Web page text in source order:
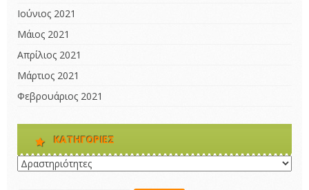
Ιούνιος 2021
Μάιος 2021
Απρίλιος 2021
Μάρτιος 2021
Φεβρουάριος 2021
KΑΤΗΓΟΡΊΕΣ
Kατηγορίες